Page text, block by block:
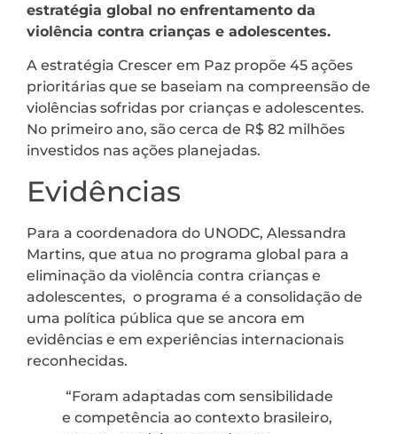
estratégia global no enfrentamento da
violência contra crianças e adolescentes.
A estratégia Crescer em Paz propõe 45 ações
prioritárias que se baseiam na compreensão de
violências sofridas por crianças e adolescentes.
No primeiro ano, são cerca de R$ 82 milhões
investidos nas ações planejadas.
Evidências
Para a coordenadora do UNODC, Alessandra
Martins, que atua no programa global para a
eliminação da violência contra crianças e
adolescentes, o programa é a consolidação de
uma política pública que se ancora em
evidências e em experiências internacionais
reconhecidas.
“Foram adaptadas com sensibilidade
e competência ao contexto brasileiro,